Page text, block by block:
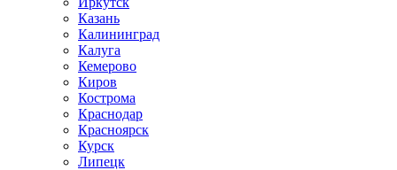
Казань
Калининград
Калуга
Кемерово
Киров
Кострома
Краснодар
Красноярск
Курск
Липецк